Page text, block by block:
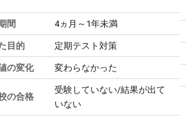
間 4ヵ月～1年未満
目的 定期テスト対策
の変化 変わらなかった
の合格
受験していない/結果が出て
いない